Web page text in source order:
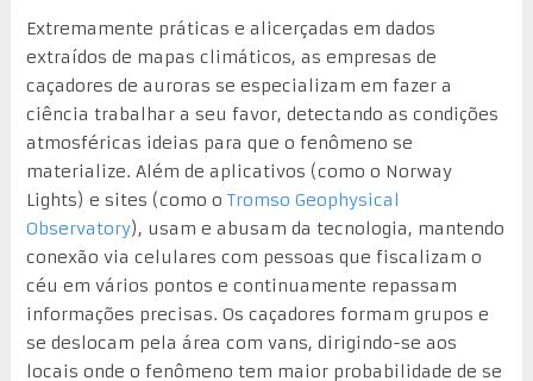
Extremamente práticas e alicerçadas em dados
extraídos de mapas climáticos, as empresas de
caçadores de auroras se especializam em fazer a
ciência trabalhar a seu favor, detectando as condições
atmosféricas ideias para que o fenômeno se
materialize. Além de aplicativos (como o Norway
Lights) e sites (como o Tromso Geophysical
Observatory), usam e abusam da tecnologia, mantendo
conexão via celulares com pessoas que fiscalizam o
céu em vários pontos e continuamente repassam
informações precisas. Os caçadores formam grupos e
se deslocam pela área com vans, dirigindo-se aos
locais onde o fenômeno tem maior probabilidade de se